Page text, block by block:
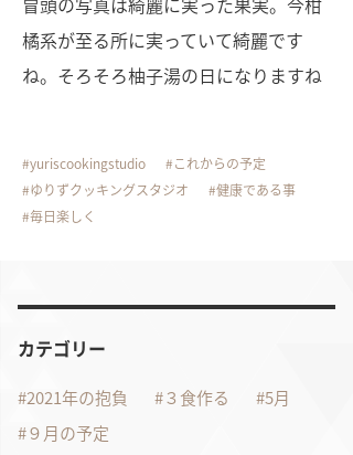
橘系が至る所に実っていて綺麗です
ね。そろそろ柚子湯の日になりますね
yuriscookingstudio
これからの予定
ゆりずクッキングスタジオ
健康である事
毎日楽しく
カテゴリー
2021年の抱負 ３食作る
5月
９月の予定